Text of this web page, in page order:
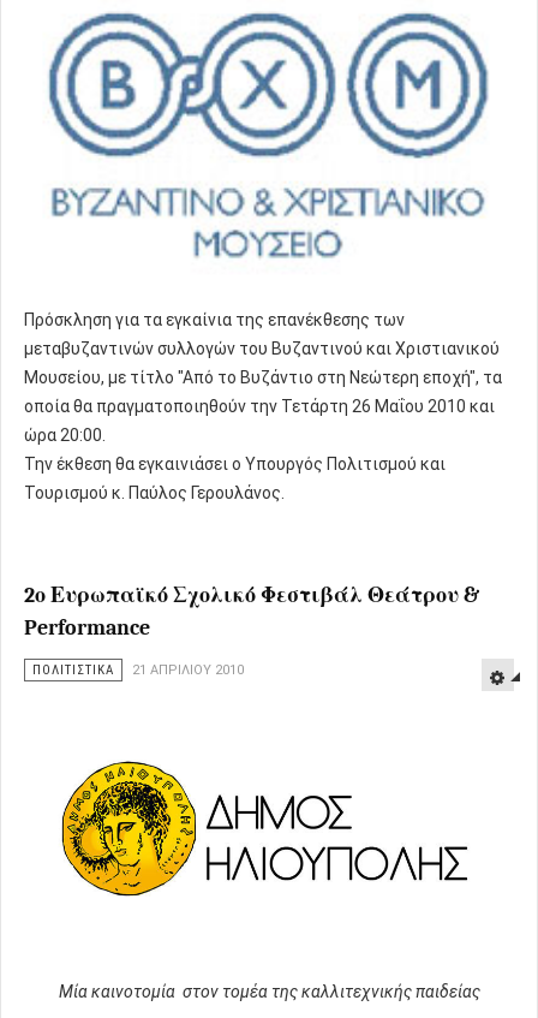
Πρόσκληση για τα εγκαίνια της επανέκθεσης των
μεταβυζαντινών συλλογών του Βυζαντινού και Χριστιανικού
Μουσείου, με τίτλο "Από το Βυζάντιο στη Νεώτερη εποχή", τα
οποία θα πραγματοποιηθούν την Τετάρτη 26 Μαΐου 2010 και
ώρα 20:00.
Την έκθεση θα εγκαινιάσει ο Υπουργός Πολιτισμού και
Τουρισμού κ. Παύλος Γερουλάνος.
2ο Ευρωπαϊκό Σχολικό Φεστιβάλ Θεάτρου &
Performance
ΠΟΛΙΤΙΣΤΙΚΑ 21 ΑΠΡΙΛΊΟΥ 2010
Μία καινοτομία στον τομέα της καλλιτεχνικής παιδείας